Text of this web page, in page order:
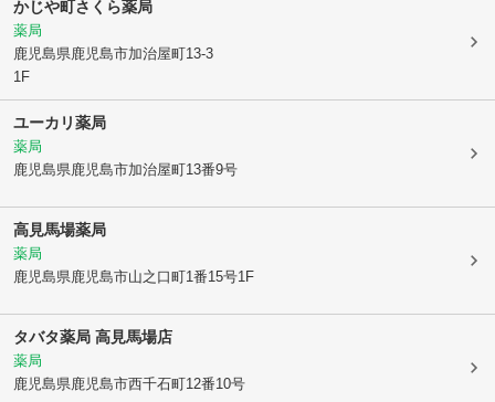
かじや町さくら薬局
薬局
鹿児島県鹿児島市加治屋町13-3
1F
ユーカリ薬局
薬局
鹿児島県鹿児島市加治屋町13番9号
高見馬場薬局
薬局
鹿児島県鹿児島市山之口町1番15号1F
タバタ薬局 高見馬場店
薬局
鹿児島県鹿児島市西千石町12番10号